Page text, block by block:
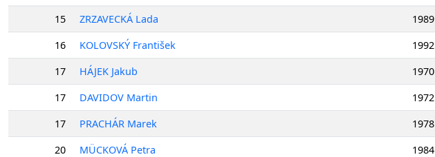
15
ZRZAVECKÁ Lada 1989
16
KOLOVSKÝ František 1992
17
HÁJEK Jakub 1970
17
DAVIDOV Martin 1972
17
PRACHÁR Marek 1978
20
MÜCKOVÁ Petra 1984